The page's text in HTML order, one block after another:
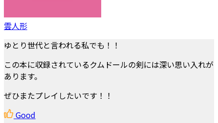
雲人形
ゆとり世代と言われる私でも！！
この本に収録されているクムドールの剣には深い思い入れが
あります。
ぜひまたプレイしたいです！！
Good